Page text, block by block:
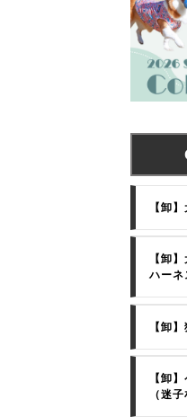
【卸
【卸
ハーネ
【卸
【卸
（迷